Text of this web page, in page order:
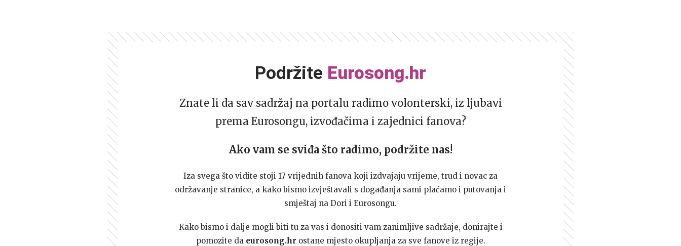
Podržite Eurosong.hr
Znate li da sav sadržaj na portalu radimo volonterski, iz ljubavi
prema Eurosongu, izvođačima i zajednici fanova?
Ako vam se sviđa što radimo, podržite nas!
Iza svega što vidite stoji 17 vrijednih fanova koji izdvajaju vrijeme, trud i novac za
održavanje stranice, a kako bismo izvještavali s događanja sami plaćamo i putovanja i
smještaj na Dori i Eurosongu.
Kako bismo i dalje mogli biti tu za vas i donositi vam zanimljive sadržaje, donirajte i
pomozite da eurosong.hr ostane mjesto okupljanja za sve fanove iz regije.